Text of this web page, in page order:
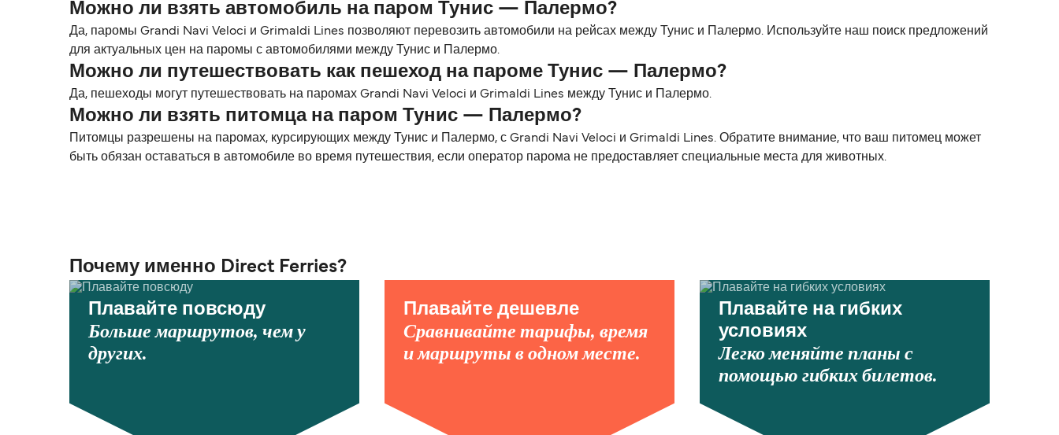
Можно ли взять автомобиль на паром Тунис — Палермо?
Да, паромы Grandi Navi Veloci и Grimaldi Lines позволяют перевозить автомобили на рейсах между Тунис и Палермо. Используйте наш поиск предложений
для актуальных цен на паромы с автомобилями между Тунис и Палермо.
Можно ли путешествовать как пешеход на пароме Тунис — Палермо?
Да, пешеходы могут путешествовать на паромах Grandi Navi Veloci и Grimaldi Lines между Тунис и Палермо.
Можно ли взять питомца на паром Тунис — Палермо?
Питомцы разрешены на паромах, курсирующих между Тунис и Палермо, с Grandi Navi Veloci и Grimaldi Lines. Обратите внимание, что ваш питомец может
быть обязан оставаться в автомобиле во время путешествия, если оператор парома не предоставляет специальные места для животных.
Почему именно Direct Ferries?
Плавайте повсюду
Больше маршрутов, чем у
других.
Плавайте дешевле
Сравнивайте тарифы, время
и маршруты в одном месте.
Плавайте на гибких
условиях
Легко меняйте планы с
помощью гибких билетов.